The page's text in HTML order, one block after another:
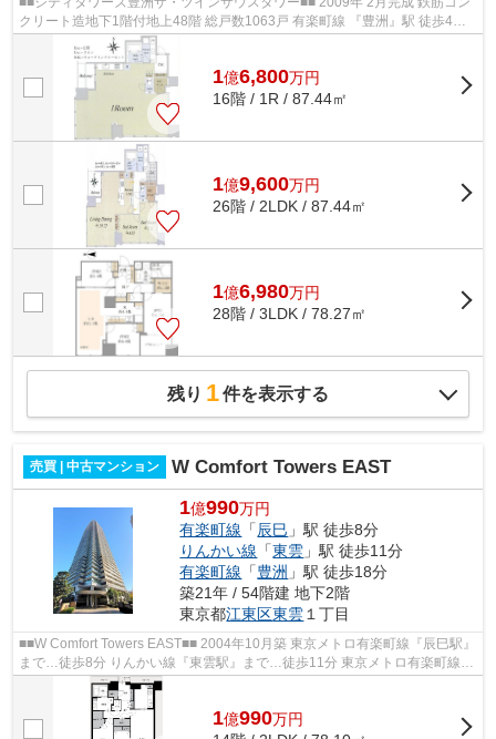
クリート造地下1階付地上48階 総戸数1063戸 有楽町線 『豊洲』駅 徒歩4分
ゆりかもめ 『豊洲』駅 徒歩6分 ...
1億6,800万円
16階 / 1R / 87.44㎡
1億9,600万円
26階 / 2LDK / 87.44㎡
1億6,980万円
28階 / 3LDK / 78.27㎡
残り 1件を表示する
売買 | 中古マンション W Comfort Towers EAST
1億990万円
有楽町線 「 辰巳 」駅 徒歩8分
りんかい線 「東雲 」駅 徒歩11分
有楽町線 「豊洲 」駅 徒歩18分
築21年 / 54階建 地下2階
東京都江東区東雲 １丁目
■■W Comfort Towers EAST■■ 2004年10月築 東京メトロ有楽町線『辰巳駅』
まで…徒歩8分 りんかい線『東雲駅』まで…徒歩11分 東京メトロ有楽町線・
1億990万円